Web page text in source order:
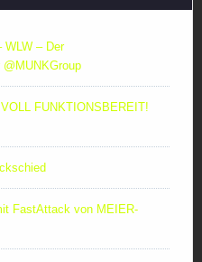
WLW – Der
FUNKTIONSBEREIT!
FastAttack von MEIER-